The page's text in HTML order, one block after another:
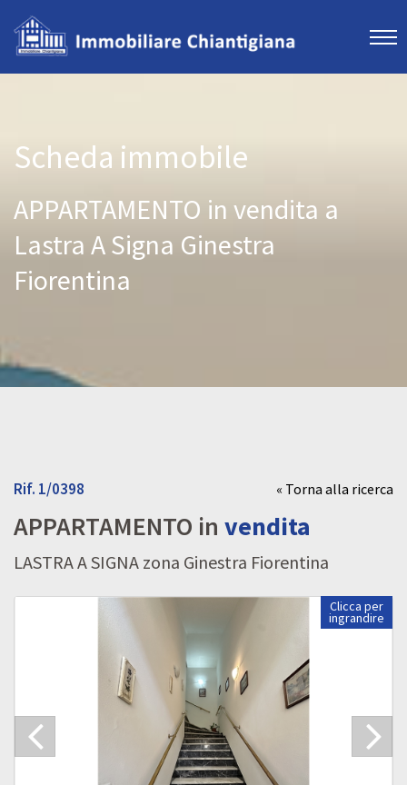
Scheda immobile
APPARTAMENTO in vendita a
Lastra A Signa Ginestra
Fiorentina
« Torna alla ricerca
Rif. 1/0398
APPARTAMENTO in vendita
LASTRA A SIGNA zona Ginestra Fiorentina
Clicca per
ingrandire